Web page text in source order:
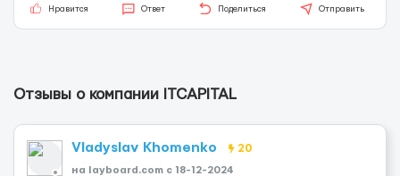
Нравится Ответ Поделиться Отправить
Отзывы о компании ITCAPITAL
Vladyslav Khomenko 20
на layboard.com c 18-12-2024